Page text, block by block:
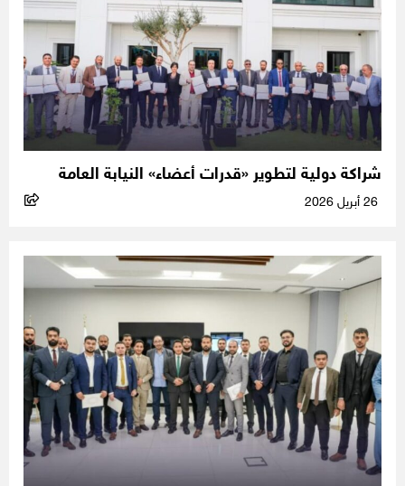
شراكة دولية لتطوير «قدرات أعضاء» النيابة العامة